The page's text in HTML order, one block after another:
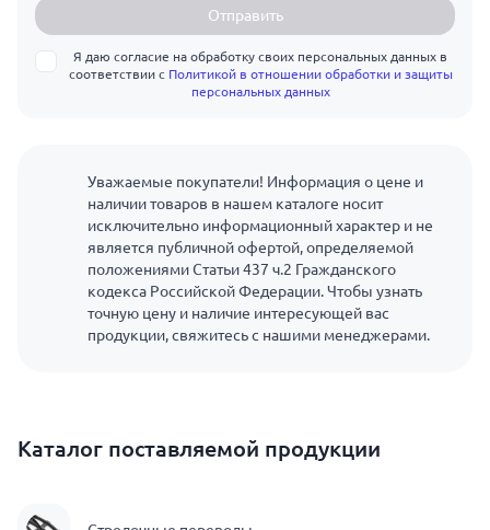
Отправить
Я даю согласие на обработку своих персональных данных в
соответствии с Политикой в отношении обработки и защиты
персональных данных
Уважаемые покупатели! Информация о цене и
наличии товаров в нашем каталоге носит
исключительно информационный характер и не
является публичной офертой, определяемой
положениями Статьи 437 ч.2 Гражданского
кодекса Российской Федерации. Чтобы узнать
точную цену и наличие интересующей вас
продукции, свяжитесь с нашими менеджерами.
Каталог поставляемой продукции